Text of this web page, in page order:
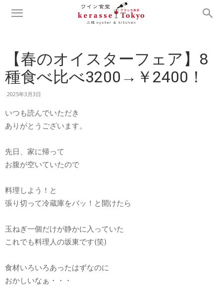
【春のオイスターフェア】8
種食べ比べ3200→￥2400！
2025年3月3日
いつも読んでいただき
ありがとうございます。
先日、家に帰って
お腹が空いていたので
料理しよう！と
張り切って冷蔵庫をバッ！と開けたら
玉ねぎ一個だけが静かに入っていた
これでも料理人の坂東です(笑)
食材いろいろあったはずなのに
おかしいなぁ・・・